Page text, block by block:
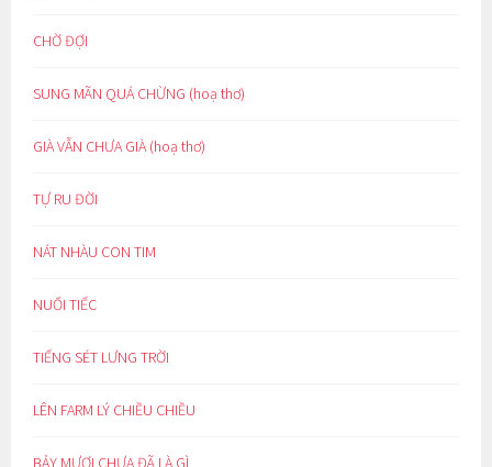
CHỜ ĐỢI
SUNG MÃN QUÁ CHỪNG (hoạ thơ)
GIÀ VẪN CHƯA GIÀ (hoạ thơ)
TỰ RU ĐỜI
NÁT NHÀU CON TIM
NUỐI TIẾC
TIẾNG SÉT LƯNG TRỜI
LÊN FARM LÝ CHIỀU CHIỀU
BẢY MƯƠI CHƯA ĐÃ LÀ GÌ